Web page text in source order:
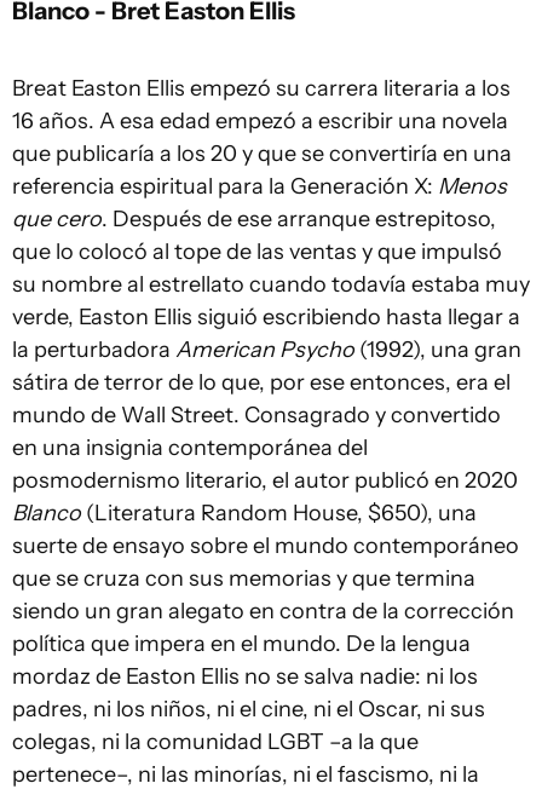
Blanco - Bret Easton Ellis
Breat Easton Ellis empezó su carrera literaria a los
16 años. A esa edad empezó a escribir una novela
que publicaría a los 20 y que se convertiría en una
referencia espiritual para la Generación X: Menos
que cero. Después de ese arranque estrepitoso,
que lo colocó al tope de las ventas y que impulsó
su nombre al estrellato cuando todavía estaba muy
verde, Easton Ellis siguió escribiendo hasta llegar a
la perturbadora American Psycho (1992), una gran
sátira de terror de lo que, por ese entonces, era el
mundo de Wall Street. Consagrado y convertido
en una insignia contemporánea del
posmodernismo literario, el autor publicó en 2020
Blanco (Literatura Random House, $650), una
suerte de ensayo sobre el mundo contemporáneo
que se cruza con sus memorias y que termina
siendo un gran alegato en contra de la corrección
política que impera en el mundo. De la lengua
mordaz de Easton Ellis no se salva nadie: ni los
padres, ni los niños, ni el cine, ni el Oscar, ni sus
colegas, ni la comunidad LGBT –a la que
pertenece–, ni las minorías, ni el fascismo, ni la